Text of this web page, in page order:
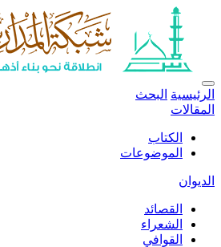
الرئيسية البحث
المقالات
الكتاب
الموضوعات
الديوان
القصائد
الشعراء
القوافي